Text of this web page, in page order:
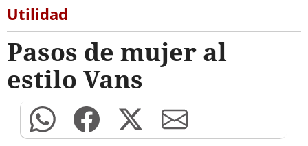
Utilidad
Pasos de mujer al
estilo Vans